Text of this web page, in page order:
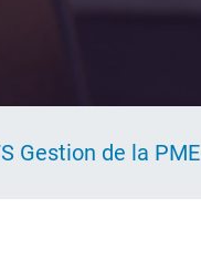
Gestion de la